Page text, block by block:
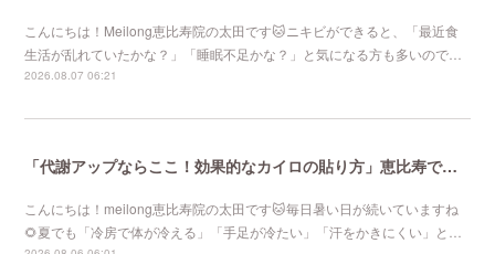
こんにちは！Meilong恵比寿院の太田です🐱ニキビができると、「最近食
生活が乱れていたかな？」「睡眠不足かな？」と気になる方も多いので…
2026.08.07 06:21
「代謝アップならここ！効果的なカイロの貼り方」恵比寿で口コミNo 1美容鍼灸ならmeilong
こんにちは！meilong恵比寿院の太田です🐱毎日暑い日が続いていますね
🌻夏でも「冷房で体が冷える」「手足が冷たい」「汗をかきにくい」と…